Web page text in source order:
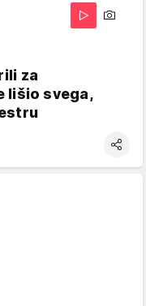
za
lišio svega,